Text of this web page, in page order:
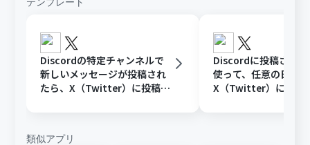
Discordの特定チャンネルで
新しいメッセージが投稿され
たら、X（Twitter）に投稿す
Discordに投稿され
使って、任意の日時に
X（Twitter）に投稿
類似アプリ